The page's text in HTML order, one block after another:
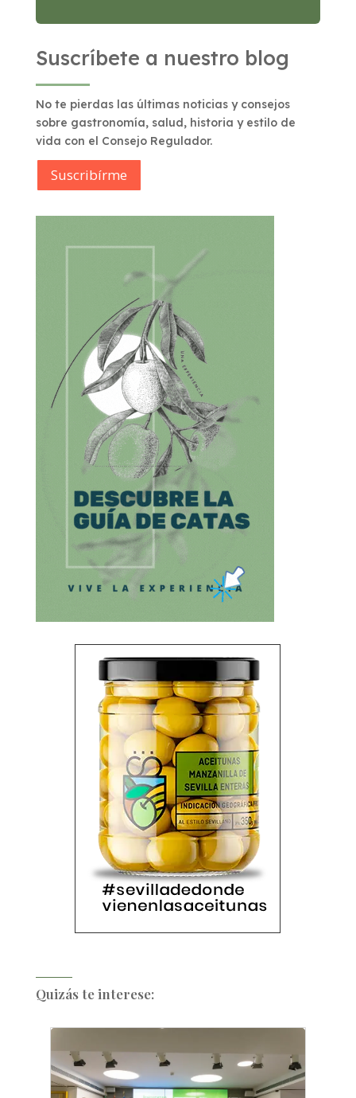
Suscríbete a nuestro blog
No te pierdas las últimas noticias y consejos
sobre gastronomía, salud, historia y estilo de
vida con el Consejo Regulador.
Suscribírme
Quizás te interese: